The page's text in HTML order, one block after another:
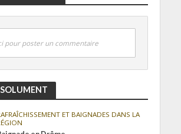
pour poster un commentaire
ET BAIGNADES DANS LA